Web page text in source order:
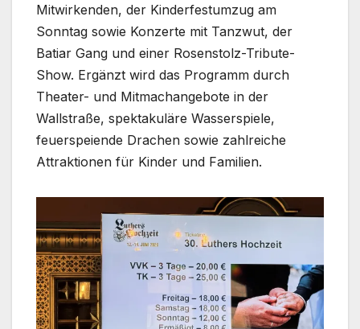
Mitwirkenden, der Kinderfestumzug am
Sonntag sowie Konzerte mit Tanzwut, der
Batiar Gang und einer Rosenstolz-Tribute-
Show. Ergänzt wird das Programm durch
Theater- und Mitmachangebote in der
Wallstraße, spektakuläre Wasserspiele,
feuerspeiende Drachen sowie zahlreiche
Attraktionen für Kinder und Familien.